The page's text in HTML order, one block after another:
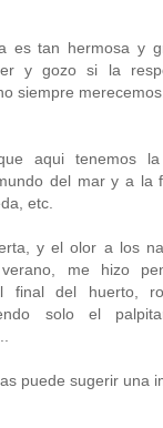
es tan hermosa y
y gozo si la
siempre merecemos.
aqui tenemos
del mar y a la
etc.
y el olor a los
me hizo
final del huerto,
solo el
puede sugerir una